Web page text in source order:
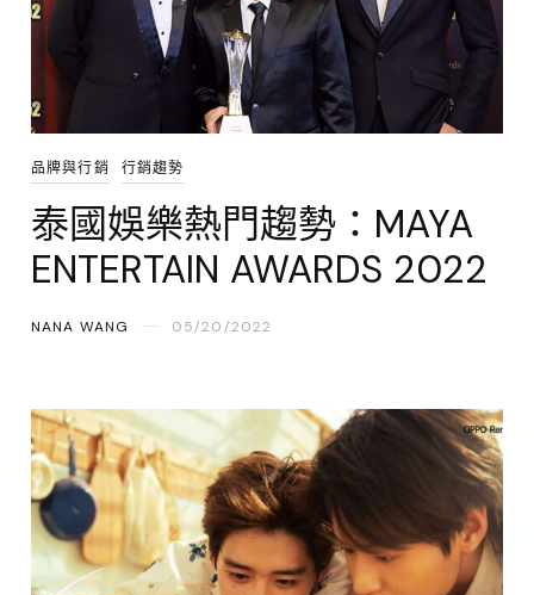
品牌與行銷 行銷趨勢
泰國娛樂熱門趨勢：MAYA
ENTERTAIN AWARDS 2022
NANA WANG 05/20/2022